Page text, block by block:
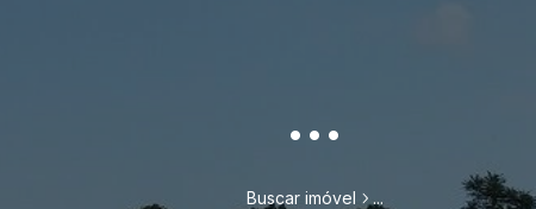
...
Buscar imóvel ...